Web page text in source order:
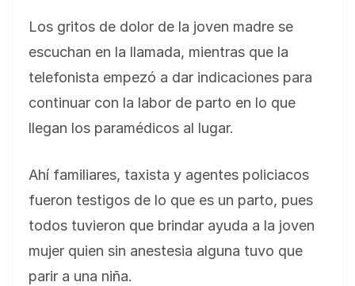
Los gritos de dolor de la joven madre se
escuchan en la llamada, mientras que la
telefonista empezó a dar indicaciones para
continuar con la labor de parto en lo que
llegan los paramédicos al lugar.
Ahí familiares, taxista y agentes policiacos
fueron testigos de lo que es un parto, pues
todos tuvieron que brindar ayuda a la joven
mujer quien sin anestesia alguna tuvo que
parir a una niña.